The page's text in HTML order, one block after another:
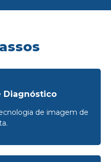
Diagnóstico
de imagem de